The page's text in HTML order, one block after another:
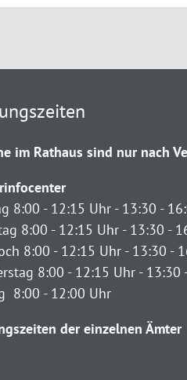
im Rathaus sind nur nach
8:00 - 12:15 Uhr - 13:30 -
8:00 - 12:15 Uhr - 13:30 -
8:00 - 12:15 Uhr - 13:30 -
8:00 - 12:15 Uhr - 13:30
8:00 - 12:00 Uhr
der einzelnen Ämter